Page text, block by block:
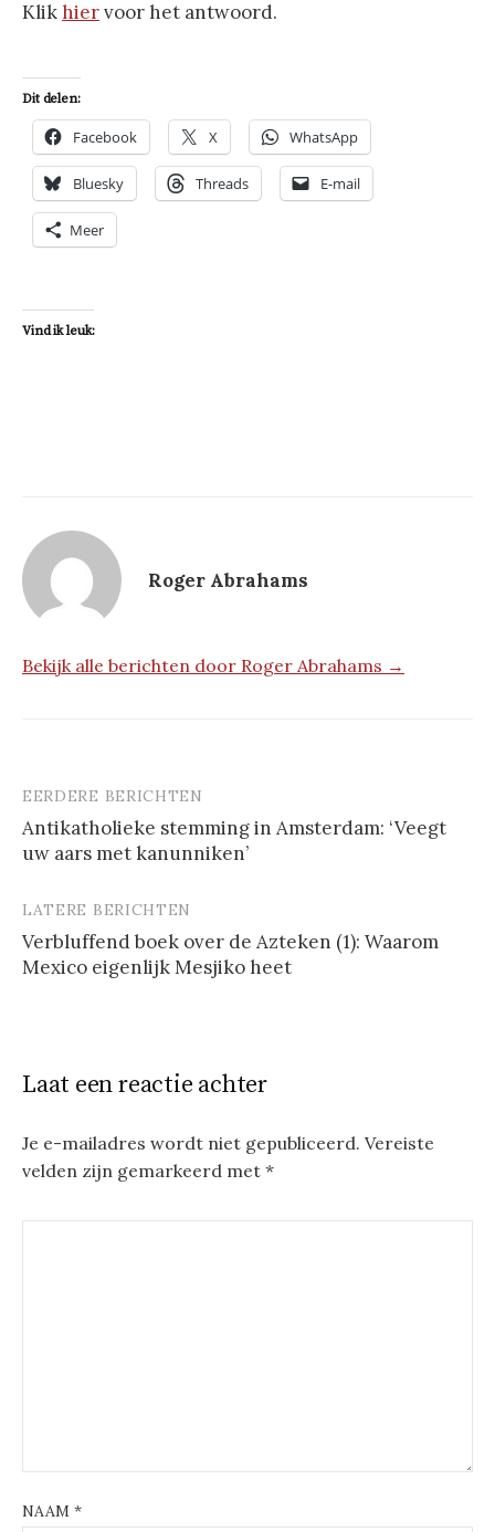
Klikhiervoor het antwoord.
Dit delen:
Facebook X WhatsApp
Bluesky Threads E-mail
Meer
Vind ik leuk:
Roger Abrahams
Bekijk alle berichten door Roger Abrahams →
Berichtnavigatie
EERDERE BERICHTEN
Antikatholieke stemming in Amsterdam: ‘Veegt
uw aars met kanunniken’
LATERE BERICHTEN
Verbluffend boek over de Azteken (1): Waarom
Mexico eigenlijk Mesjiko heet
Laat een reactie achter
Je e-mailadres wordt niet gepubliceerd. Vereiste
velden zijn gemarkeerd met *
NAAM *